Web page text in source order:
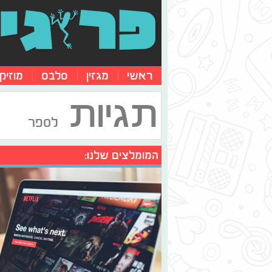
ראשי מגזין סלבס
תגיות לספר
המומלצים שלנו: